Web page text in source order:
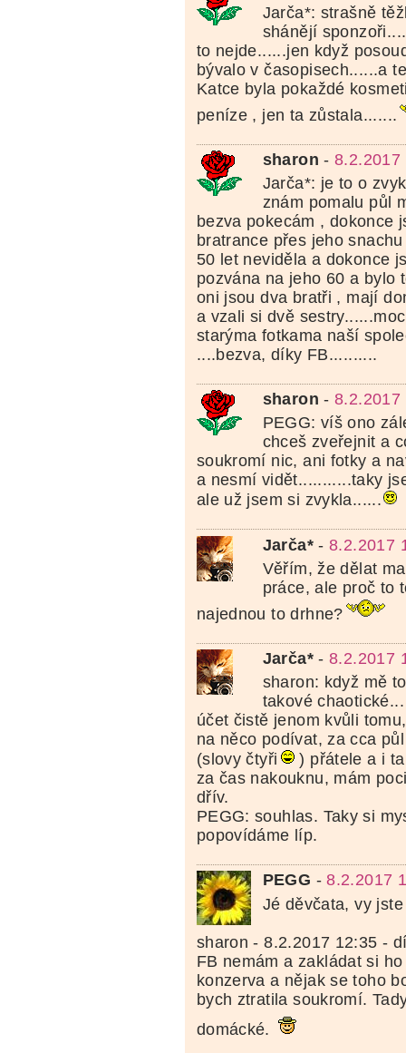
Jarča*: strašně
shánějí
to nejde......jen když
bývalo v časopisech......a
Katce byla pokaždé
peníze , jen ta zůstala.......
sharon -8.2.2017
Jarča*: je to o
znám pomalu půl
bezva pokecám , dokonce
bratrance přes jeho
50 let neviděla a dokonce
pozvána na jeho 60 a bylo
oni jsou dva bratři , mají
a vzali si dvě
starýma fotkama naší
....bezva, díky FB..........
sharon -8.2.2017
PEGG: víš ono
chceš zveřejnit a
soukromí nic, ani fotky a
a nesmí vidět...........taky
ale už jsem si zvykla......
Jarča*-8.2.2017
Věřím, že dělat
práce, ale proč to
najednou to drhne?
Jarča*-8.2.2017
sharon: když mě
takové
účet čistě jenom kvůli
na něco podívat, za cca
(slovy čtyři
) přátele a i
za čas nakouknu, mám
dřív.
PEGG: souhlas. Taky si
popovídáme líp.
PEGG -8.2.2017
Jé děvčata, vy
sharon - 8.2.2017 12:35 -
FB nemám a zakládat si
konzerva a nějak se toho
bych ztratila soukromí.
domácké.